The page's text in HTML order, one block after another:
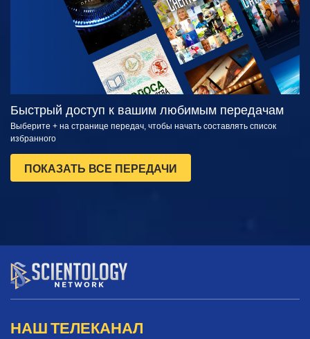
Быстрый доступ к вашим любимым передачам
Выберите + на странице передач, чтобы начать составлять список
избранного
ПОКАЗАТЬ ВСЕ ПЕРЕДАЧИ
НАШ ТЕЛЕКАНАЛ